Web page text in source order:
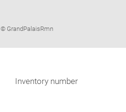
Image
© GrandPalaisRmn
Inventory number